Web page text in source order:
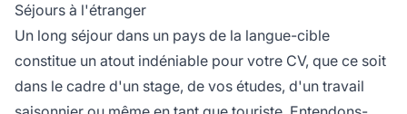
Séjours à l'étranger
Un long séjour dans un pays de la langue-cible
constitue un atout indéniable pour votre CV, que ce soit
dans le cadre d'un stage, de vos études, d'un travail